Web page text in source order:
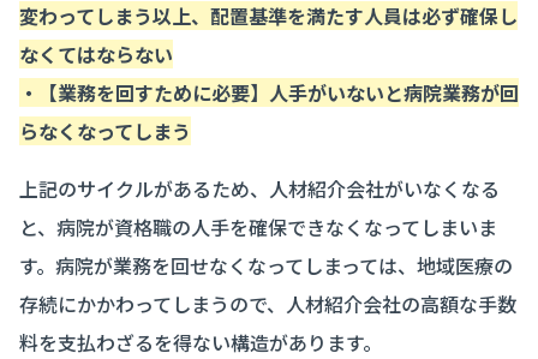
変わってしまう以上、配置基準を満たす人員は必ず確保し
なくてはならない
・【業務を回すために必要】人手がいないと病院業務が回
らなくなってしまう
上記のサイクルがあるため、人材紹介会社がいなくなる
と、病院が資格職の人手を確保できなくなってしまいま
す。病院が業務を回せなくなってしまっては、地域医療の
存続にかかわってしまうので、人材紹介会社の高額な手数
料を支払わざるを得ない構造があります。